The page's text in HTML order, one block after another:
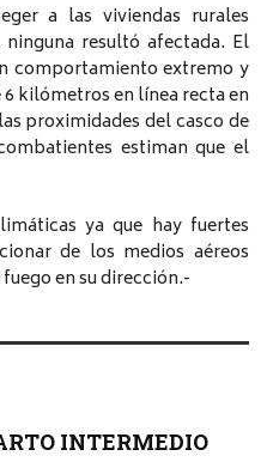
a las viviendas rurales
resultó afectada. El
comportamiento extremo y
kilómetros en línea recta en
proximidades del casco de
estiman que el
ya que hay fuertes
de los medios aéreos
en su dirección.-
INTERMEDIO